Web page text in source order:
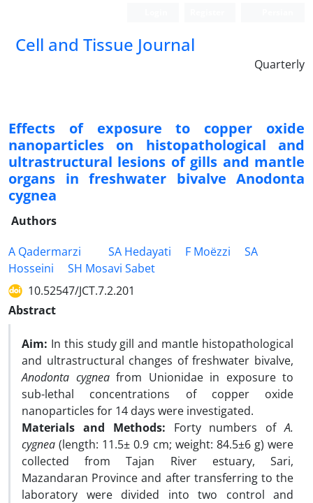
Cell and Tissue Journal
Quarterly
Effects of exposure to copper oxide
nanoparticles on histopathological and
ultrastructural lesions of gills and mantle
organs in freshwater bivalve Anodonta
cygnea
Authors
A Qadermarzi
SA Hedayati F Moëzzi
SA
Hosseini
SH Mosavi Sabet
10.52547/JCT.7.2.201
Abstract
Aim: In this study gill and mantle histopathological
and ultrastructural changes of freshwater bivalve,
Anodonta cygneafrom Unionidae in exposure to
sub-lethal concentrations of copper oxide
nanoparticles for 14 days were investigated.
Materials and Methods: Forty numbers ofA.
cygnea (length: 11.5± 0.9 cm; weight: 84.5±6 g) were
collected from Tajan River estuary, Sari,
Mazandaran Province and after transferring to the
laboratory were divided into two control and